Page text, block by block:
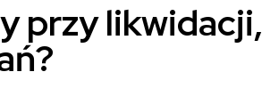
przy likwidacji,